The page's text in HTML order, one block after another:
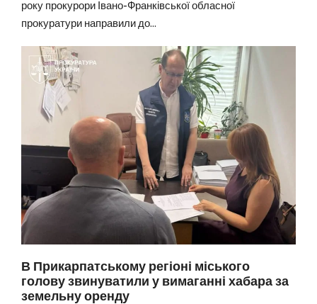
року прокурори Івано-Франківської обласної
прокуратури направили до...
В Прикарпатському регіоні міського
голову звинуватили у вимаганні хабара за
земельну оренду